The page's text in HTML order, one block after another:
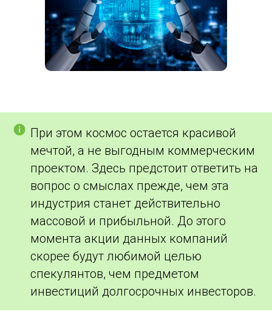
При этом космос остается красивой
мечтой, а не выгодным коммерческим
проектом. Здесь предстоит ответить на
вопрос о смыслах прежде, чем эта
индустрия станет действительно
массовой и прибыльной. До этого
момента акции данных компаний
скорее будут любимой целью
спекулянтов, чем предметом
инвестиций долгосрочных инвесторов.